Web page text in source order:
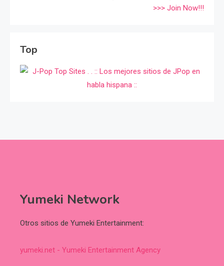
>>> Join Now!!!
Top
Yumeki Network
Otros sitios de Yumeki Entertainment:
yumeki.net - Yumeki Entertainment Agency